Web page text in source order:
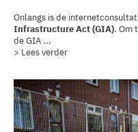
Onlangs is de
Infrastructure Act (GIA). Om
de GIA ...
> Lees verder